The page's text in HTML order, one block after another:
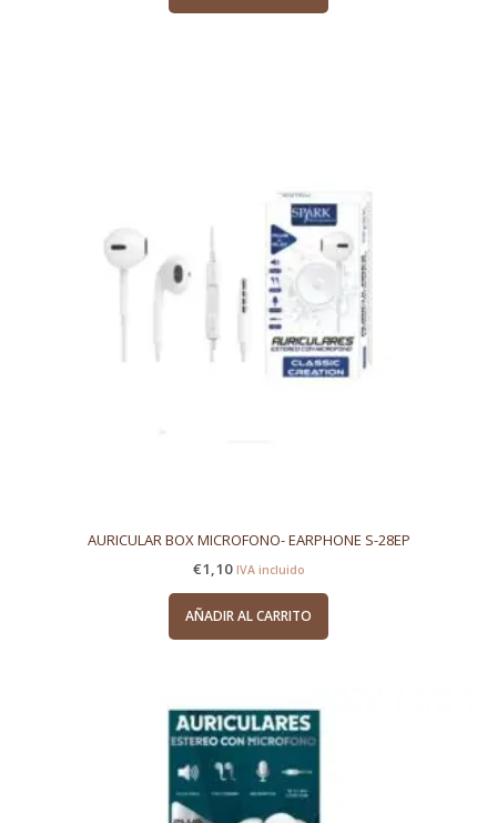
AURICULAR BOX MICROFONO- EARPHONE S-28EP
€1,10 IVA incluido
AÑADIR AL CARRITO